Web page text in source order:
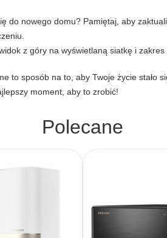
do nowego domu? Pamiętaj, aby
to sposób na to, aby Twoje życie stało
moment, aby to zrobić!
Polecane